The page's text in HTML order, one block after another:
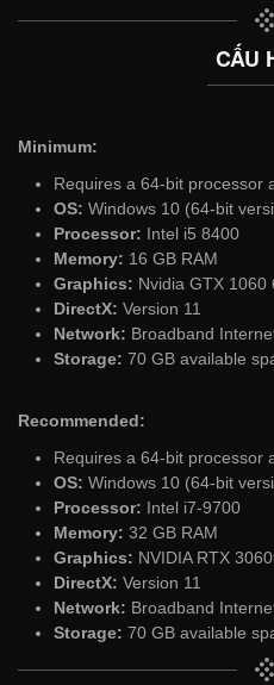
CẤU
Minimum:
Requires a 64-bit processor
OS: Windows 10 (64-bit
Processor: Intel i5 8400
Memory: 16 GB RAM
Graphics: Nvidia GTX 1060
DirectX: Version 11
Network: Broadband
Storage: 70 GB available
Recommended:
Requires a 64-bit processor
OS: Windows 10 (64-bit
Processor: Intel i7-9700
Memory: 32 GB RAM
Graphics: NVIDIA RTX
DirectX: Version 11
Network: Broadband
Storage: 70 GB available